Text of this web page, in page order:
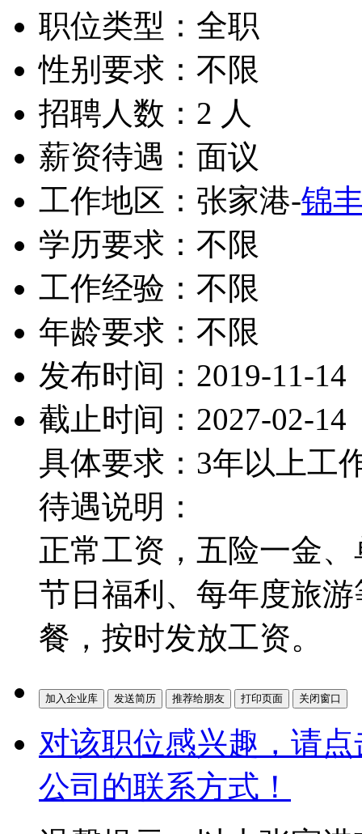
职位类型：全职
性别要求：不限
招聘人数：2 人
薪资待遇：面议
工作地区：张家港-锦
学历要求：不限
工作经验：不限
年龄要求：不限
发布时间：2019-11-14
截止时间：2027-02-14
具体要求：3年以上工
待遇说明：
正常工资，五险一金
节日福利、每年度旅
餐，按时发放工资。
对该职位感兴趣，请
公司的联系方式！